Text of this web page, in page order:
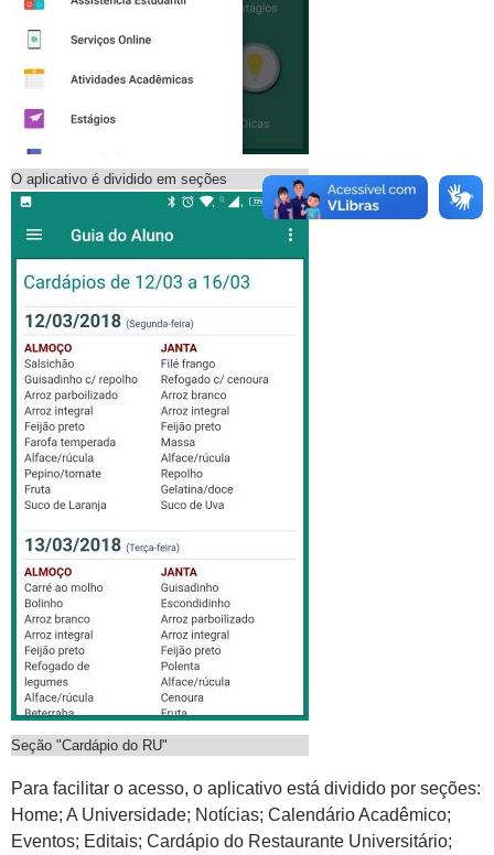
O aplicativo é dividido em seções
Seção "Cardápio do RU"
Para facilitar o acesso, o aplicativo está dividido por seções:
Home; A Universidade; Notícias; Calendário Acadêmico;
Eventos; Editais; Cardápio do Restaurante Universitário;